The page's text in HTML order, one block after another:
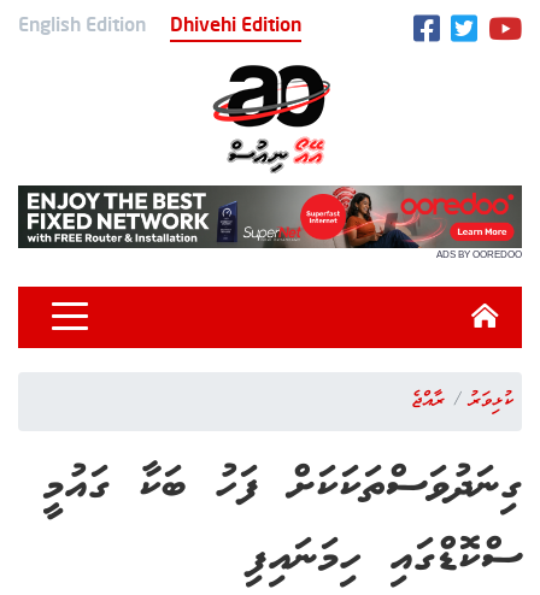
English Edition Dhivehi Edition
ADS BY OOREDOO
ކުޅިވަރު ރާއްޖެ
ގިނަދުވަސްތަކަކަށް ފަހު ބަކާ ގައުމީ
ސްކޮޑްގައި ހިމަނައިފި